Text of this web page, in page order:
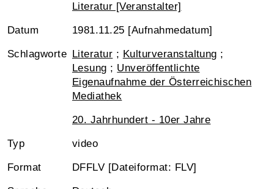
Literatur [Veranstalter]
Datum 1981.11.25 [Aufnahmedatum]
Schlagworte Literatur ; Kulturveranstaltung ;
Lesung ; Unveröffentlichte
Eigenaufnahme der Österreichischen
Mediathek
20. Jahrhundert - 10er Jahre
Typ video
Format DFFLV [Dateiformat: FLV]